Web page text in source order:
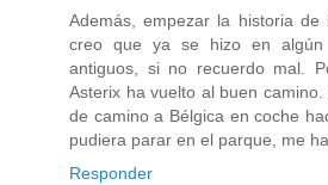
Además, empezar la historia
creo que ya se hizo en
antiguos, si no recuerdo mal.
Asterix ha vuelto al buen
de camino a Bélgica en coche
pudiera parar en el parque, me
Responder